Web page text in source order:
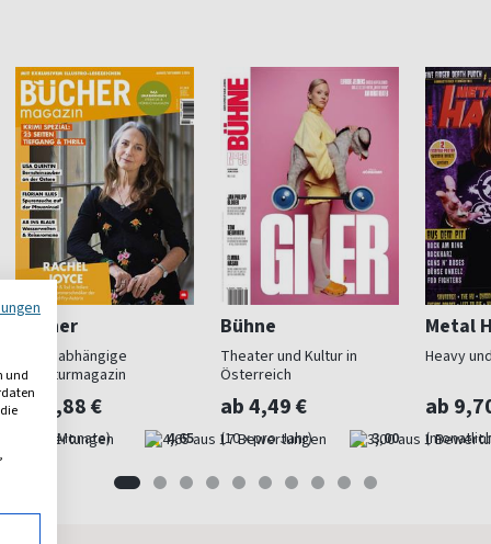
Bücher
Das unabhängige
Literaturmagazin
ab 7,88 €
(alle 2 Monate) 4,65
Bühne
Theater und Kultur in
Österreich
ab 4,49 €
(10 x pro Jahr) 3,00
Metal
Heavy
ab
und